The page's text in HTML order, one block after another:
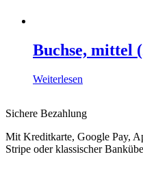
Buchse, mittel
Weiterlesen
Sichere Bezahlung
Mit Kreditkarte, Google Pay,
Stripe oder klassischer